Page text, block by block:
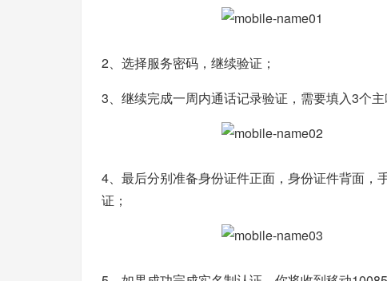
2、选择服务密码，继续验证；
3、继续完成一周内通话记录验证，需要填入3个主
4、最后分别准备身份证件正面，身份证件背面，
证；